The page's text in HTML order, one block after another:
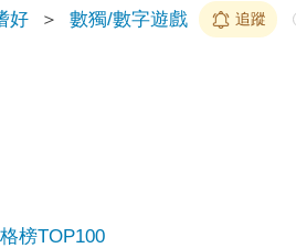
好 ＞ 數獨/數字遊戲 追蹤
榜TOP100